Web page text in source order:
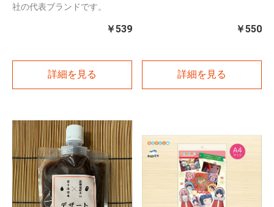
社の代表ブランドです。
￥539
詳細を見る
￥550
詳細を見る